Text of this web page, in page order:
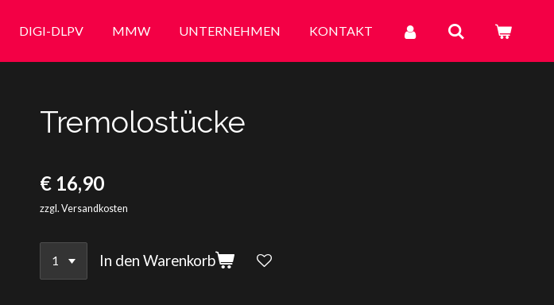
DIGI-DLPV MMW UNTERNEHMEN KONTAKT
Tremolostücke
€ 16,90
zzgl. Versandkosten
In den Warenkorb